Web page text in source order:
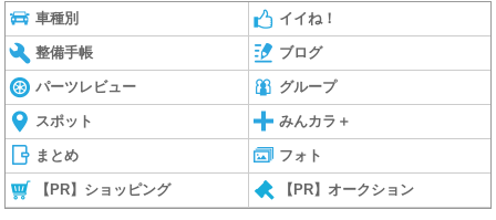
車種別 イイね！
整備手帳 ブログ
パーツレビュー グループ
スポット みんカラ＋
まとめ フォト
【PR】ショッピング 【PR】オークション